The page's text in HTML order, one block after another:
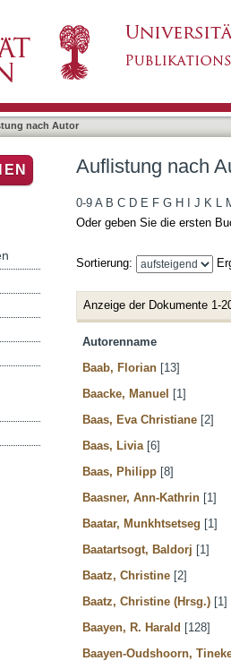
nach Autor
Auflistung nach
0-9 A B C D E F G H J K L
Oder geben Sie die ersten
Sortierung:
Anzeige der Dokumente 1-
Autorenname
Baab, Florian [13]
Baacke, Manuel [1]
Baas, Eva Christiane [2]
Baas, Livia [6]
Baas, Philipp [8]
Baasner, Ann-Kathrin [1]
Baatar, Munkhtsetseg [1]
Baatartsogt, Baldorj [1]
Baatz, Christine [2]
Baatz, Christine (Hrsg.) [1]
Baayen, R. Harald [128]
Baayen-Oudshoorn,